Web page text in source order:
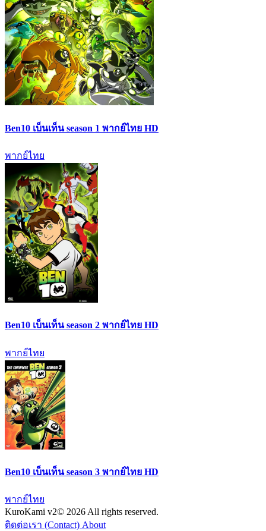
Ben10 เบ็นเท็น season 1 พากย์ไทย HD
พากย์ไทย
Ben10 เบ็นเท็น season 2 พากย์ไทย HD
พากย์ไทย
Ben10 เบ็นเท็น season 3 พากย์ไทย HD
พากย์ไทย
KuroKami v2© 2026 All rights reserved.
ติดต่อเรา (Contact) About